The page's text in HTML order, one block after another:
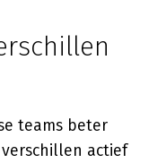
teams beter
actief